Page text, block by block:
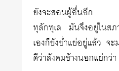
ยังจะสอนผู้อื่นอีก ก็
ทุลักทุเล มันจึงอยู่ในส
เองก็ยังย่ำแย่อยู่แล้ว จะ
ดีว่าสังคมข้างนอกแย่กว่